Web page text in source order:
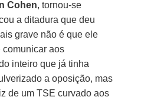
Cohen, tornou-se
a ditadura que deu
grave não é que ele
comunicar aos
inteiro que já tinha
a oposição, mas
de um TSE curvado aos